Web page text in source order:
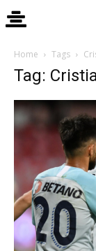
Home Tags
Tag: